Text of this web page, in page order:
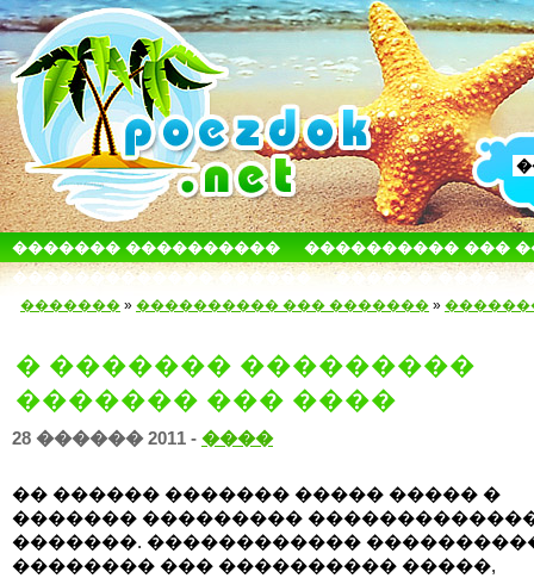
������� ����������
���������� ���
������������� ������
����� � ����
������� » ���������� ��� ������� »
� ������� ���������
������� ��� ����
28 ������ 2011 - ����
�� ������ ������� ����� ����� �
������� ���������
�������. ������������
�������� ��� ���������� �����,